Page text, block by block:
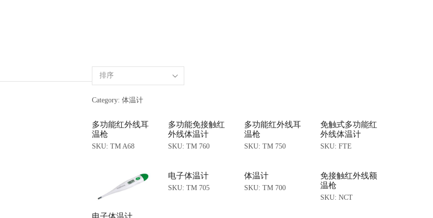
Category: 体温计
多功能红外线耳
温枪
SKU: TM A68
多功能免接触红
外线体温计
SKU: TM 760
多功能红外线耳
温枪
SKU: TM 750
免触式多功能红
外线体温计
SKU: FTE
电子体温计
电子体温计
SKU: TM 705
体温计
SKU: TM 700
免接触红外线额
温枪
SKU: NCT